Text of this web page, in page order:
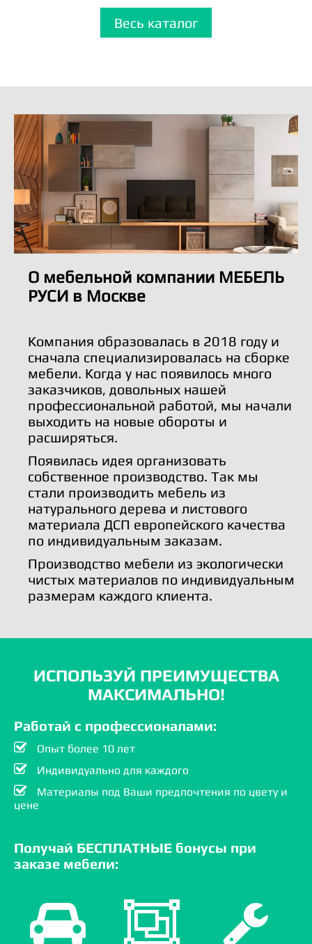
Весь каталог
О мебельной компании МЕБЕЛЬ
РУСИ в Москве
Компания образовалась в 2018 году и
сначала специализировалась на сборке
мебели. Когда у нас появилось много
заказчиков, довольных нашей
профессиональной работой, мы начали
выходить на новые обороты и
расширяться.
Появилась идея организовать
собственное производство. Так мы
стали производить мебель из
натурального дерева и листового
материала ДСП европейского качества
по индивидуальным заказам.
Производство мебели из экологически
чистых материалов по индивидуальным
размерам каждого клиента.
ИСПОЛЬЗУЙ ПРЕИМУЩЕСТВА
МАКСИМАЛЬНО!
Работай с профессионалами:
Опыт более 10 лет
Индивидуально для каждого
Материалы под Ваши предпочтения по цвету и
цене
Получай БЕСПЛАТНЫЕ бонусы при
заказе мебели: